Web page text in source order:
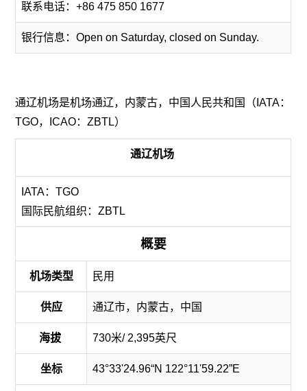
联系电话：+86 475 850 1677
银行信息：Open on Saturday, closed on Sunday.
通辽机场是机场通辽，内蒙古，中国人民共和国（IATA：
TGO，ICAO：ZBTL）
通辽机场
IATA：TGO
国际民航组织：ZBTL
概要
机场类型 民用
供应 通辽市，内蒙古，中国
海拔 730米/ 2,395英尺
坐标 43°33'24.96“N 122°11'59.22”E